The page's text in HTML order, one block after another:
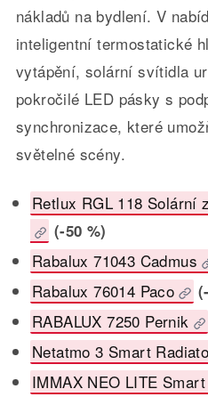
nákladů na bydlení. V
inteligentní termostatické
vytápění, solární svítidla
pokročilé LED pásky s
synchronizace, které
světelné scény.
Retlux RGL 118 Solární
(-50 %)
Rabalux 71043 Cadmus
Rabalux 76014 Paco
RABALUX 7250 Pernik
Netatmo 3 Smart
IMMAX NEO LITE